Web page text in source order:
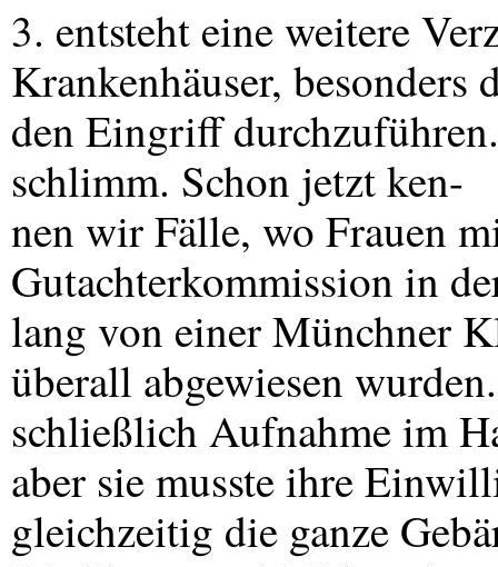
3. entsteht eine weitere
Krankenhäuser,
den Eingriff
schlimm. Schon jetzt ken-
nen wir Fälle, wo Frauen
Gutachterkommission in
lang von einer Münchner
überall abgewiesen
schließlich Aufnahme im
aber sie musste ihre
gleichzeitig die ganze